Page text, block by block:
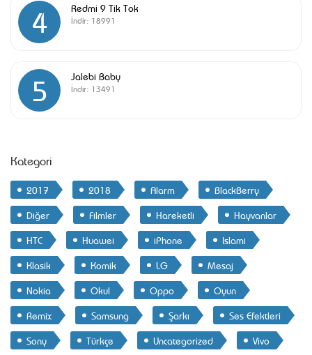
4 Redmi 9 Tik Tok
İndir: 18991
5 Jalebi Baby
İndir: 13491
Kategori
2017 2018 Alarm
BlackBerry
Diğer
Filmler Hareketli
Hayvanlar
HTC
Huawei iPhone
Islami
Klasik
Komik LG
Mesaj
Nokia
Okul Oppo
Oyun
Remix
Samsung Şarkı
Ses Efektleri
Sony
Türkçe Uncategorized Vivo